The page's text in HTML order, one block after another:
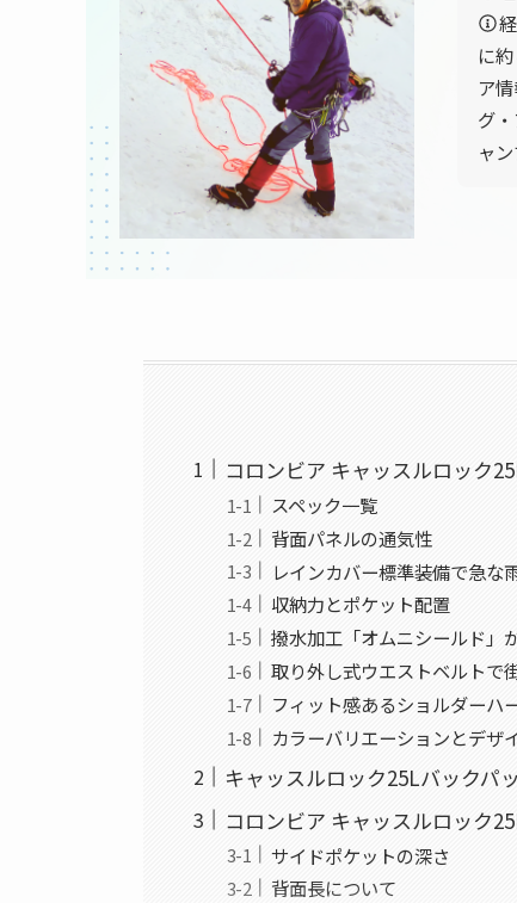
に
ア
グ
ャ
コロンビア キャッスルロック
スペック一覧
背面パネルの通気性
レインカバー標準装備で急な
収納力とポケット配置
撥水加工「オムニシールド」
取り外し式ウエストベルトで
フィット感あるショルダーハ
カラーバリエーションとデザ
キャッスルロック25Lバックパ
コロンビア キャッスルロック
サイドポケットの深さ
背面長について